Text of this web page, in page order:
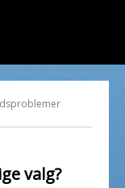
valg?